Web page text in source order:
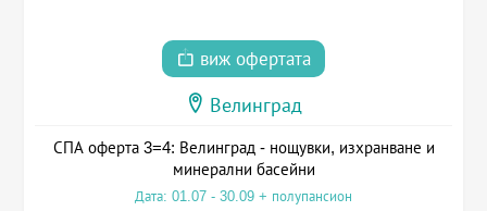
виж офертата
Велинград
СПА оферта 3=4: Велинград - нощувки, изхранване и
минерални басейни
Дата: 01.07 - 30.09 + полупансион